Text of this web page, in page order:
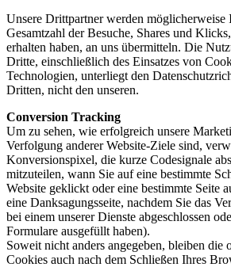
Unsere Drittpartner werden möglicherweise
Gesamtzahl der Besuche, Shares und
erhalten haben, an uns übermitteln. Die
Dritte, einschließlich des Einsatzes von
Technologien, unterliegt den
Dritten, nicht den unseren.
Conversion Tracking
Um zu sehen, wie erfolgreich unsere
Verfolgung anderer Website-Ziele sind,
Konversionspixel, die kurze Codesignale
mitzuteilen, wann Sie auf eine bestimmte
Website geklickt oder eine bestimmte Seite
eine Danksagungsseite, nachdem Sie das
bei einem unserer Dienste abgeschlossen
Formulare ausgefüllt haben).
Soweit nicht anders angegeben, bleiben die
Cookies auch nach dem Schließen Ihres